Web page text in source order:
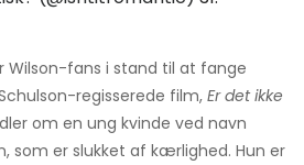
Wilson-fans i stand til at fange
regisserede film, Er det ikke
om en ung kvinde ved navn
som er slukket af kærlighed. Hun er